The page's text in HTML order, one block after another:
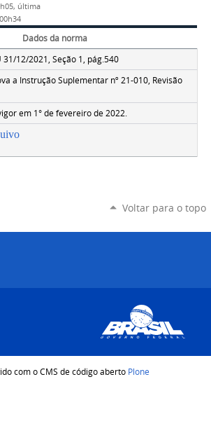
última
Dados da norma
31/12/2021, Seção 1, pág.540
a Instrução Suplementar nº 21-010, Revisão
em 1° de fevereiro de 2022.
Voltar para o topo
com o CMS de código aberto Plone